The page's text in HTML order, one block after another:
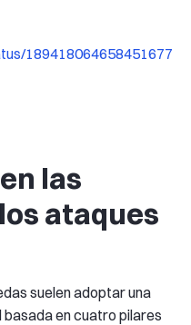
189418064658451677
las
ataques
suelen adoptar una
en cuatro pilares